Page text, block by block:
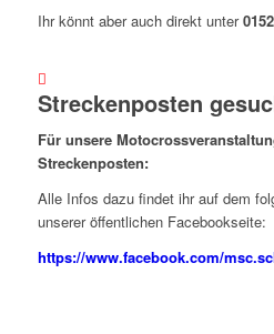
Ihr könnt aber auch direkt unter
Streckenposten
Für unsere
Streckenposten:
Alle Infos dazu findet ihr auf dem
unserer öffentlichen Facebookseite:
https://www.facebook.com/